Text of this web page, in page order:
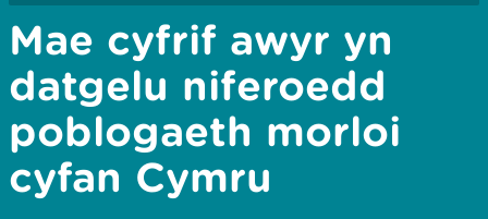
Mae cyfrif awyr yn
datgelu niferoedd
poblogaeth morloi
cyfan Cymru